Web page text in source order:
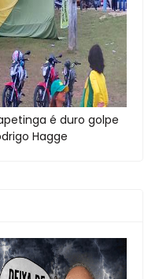
é duro golpe
Hagge